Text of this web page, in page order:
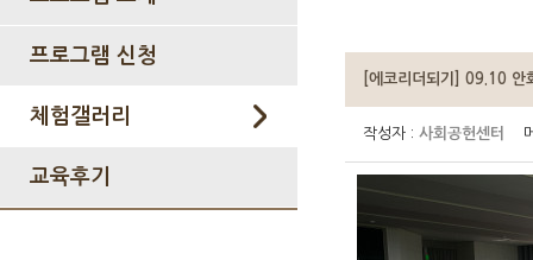
프로그램 신청
체험갤러리
교육후기
[에코리더되기] 09.10 안
작성자 : 사회공헌센터